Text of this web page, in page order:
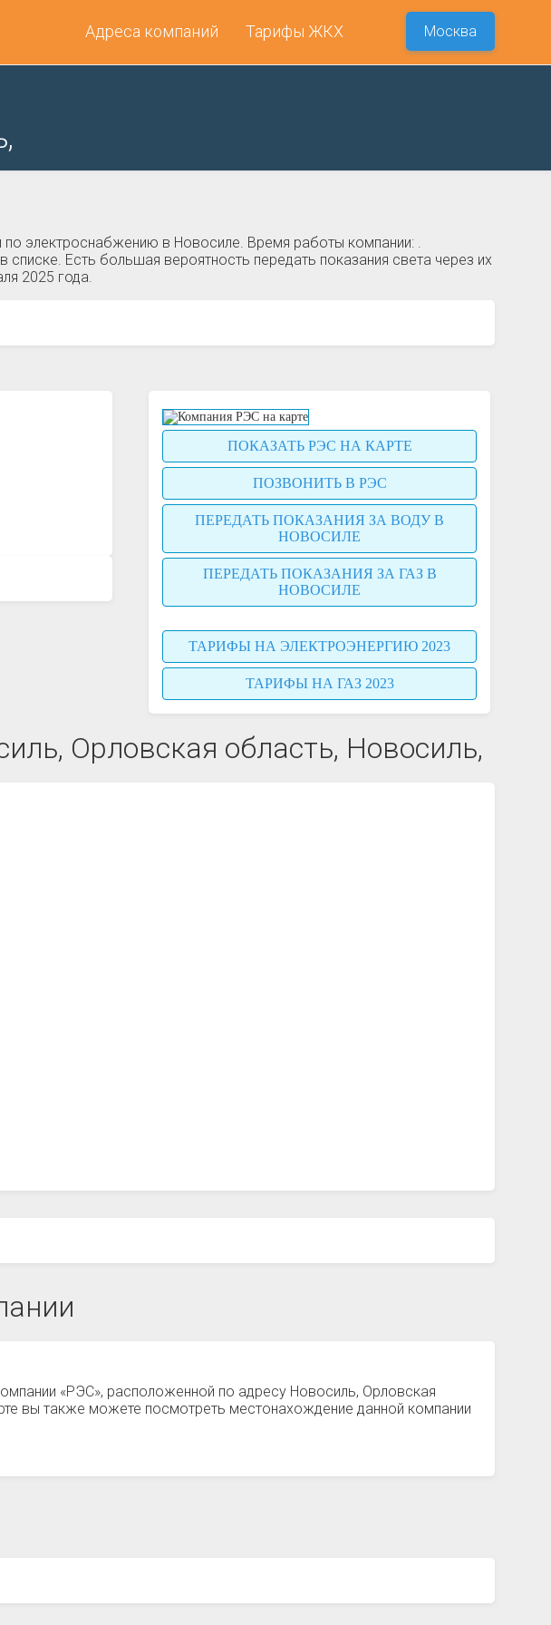
Адреса компаний Тарифы ЖКХ Москва
электроснабжению в Новосиле. Время работы компании: .
Есть большая вероятность передать показания света через их
2025 года.
ПОКАЗАТЬ РЭС НА КАРТЕ
ПОЗВОНИТЬ В РЭС
ПЕРЕДАТЬ ПОКАЗАНИЯ ЗА ВОДУ В
НОВОСИЛЕ
ПЕРЕДАТЬ ПОКАЗАНИЯ ЗА ГАЗ В
НОВОСИЛЕ
ТАРИФЫ НА ЭЛЕКТРОЭНЕРГИЮ 2023
ТАРИФЫ НА ГАЗ 2023
Орловская область, Новосиль,
«РЭС», расположенной по адресу Новосиль, Орловская
вы также можете посмотреть местонахождение данной компании